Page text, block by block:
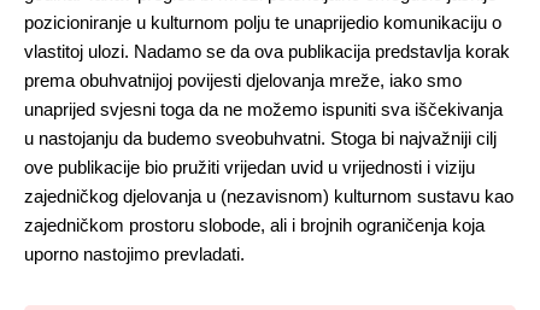
pozicioniranje u kulturnom polju te unaprijedio komunikaciju o
vlastitoj ulozi. Nadamo se da ova publikacija predstavlja korak
prema obuhvatnijoj povijesti djelovanja mreže, iako smo
unaprijed svjesni toga da ne možemo ispuniti sva iščekivanja
u nastojanju da budemo sveobuhvatni. Stoga bi najvažniji cilj
ove publikacije bio pružiti vrijedan uvid u vrijednosti i viziju
zajedničkog djelovanja u (nezavisnom) kulturnom sustavu kao
zajedničkom prostoru slobode, ali i brojnih ograničenja koja
uporno nastojimo prevladati.